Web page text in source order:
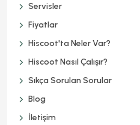
Servisler
Fiyatlar
Hiscoot'ta Neler Var?
Hiscoot Nasıl Çalışır?
Sıkça Sorulan Sorular
Blog
İletişim